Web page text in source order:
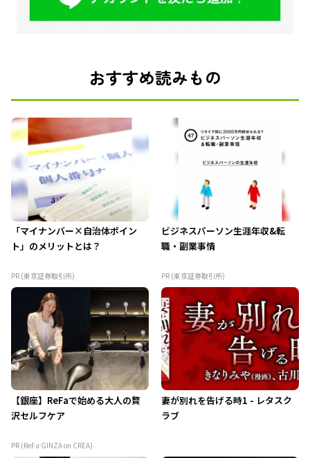
おすすめ読みもの
「マイナンバー×自治体ポイン
ト」のメリットとは？
PR (東京証券取引所)
ビジネスパーソン生涯年収&転
職・副業事情
PR (東京証券取引所)
【銀座】ReFaで始める大人の贅
沢セルフケア
PR (ReFa GINZA on CREA)
妻が別れを告げる時1 - レタスク
ラブ